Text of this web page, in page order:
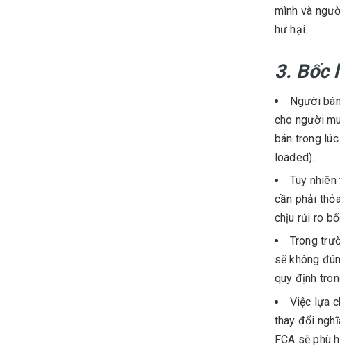
mình và
hư hại.
3. Bốc
Người
cho người
bán trong
loaded).
Tuy
cần phải
chịu rủi ro
Trong
sẽ không
quy định
Việc lựa
thay đổi
FCA sẽ phù